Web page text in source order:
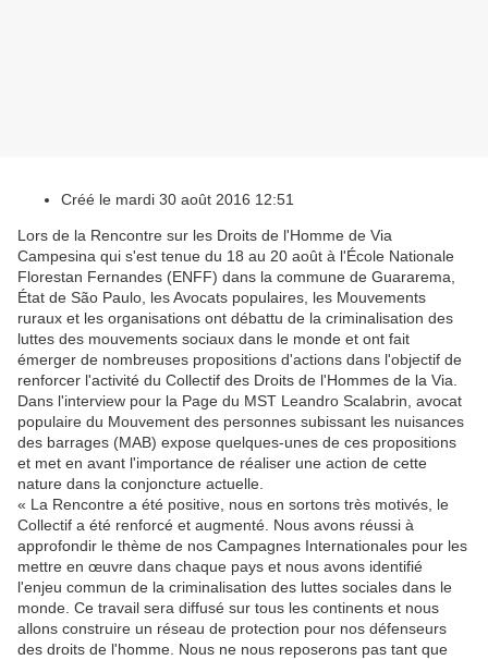
Créé le mardi 30 août 2016 12:51
Lors de la Rencontre sur les Droits de l'Homme de Via
Campesina qui s'est tenue du 18 au 20 août à l'École Nationale
Florestan Fernandes (ENFF) dans la commune de Guararema,
État de São Paulo, les Avocats populaires, les Mouvements
ruraux et les organisations ont débattu de la criminalisation des
luttes des mouvements sociaux dans le monde et ont fait
émerger de nombreuses propositions d'actions dans l'objectif de
renforcer l'activité du Collectif des Droits de l'Hommes de la Via.
Dans l'interview pour la Page du MST Leandro Scalabrin, avocat
populaire du Mouvement des personnes subissant les nuisances
des barrages (MAB) expose quelques-unes de ces propositions
et met en avant l'importance de réaliser une action de cette
nature dans la conjoncture actuelle.
« La Rencontre a été positive, nous en sortons très motivés, le
Collectif a été renforcé et augmenté. Nous avons réussi à
approfondir le thème de nos Campagnes Internationales pour les
mettre en œuvre dans chaque pays et nous avons identifié
l'enjeu commun de la criminalisation des luttes sociales dans le
monde. Ce travail sera diffusé sur tous les continents et nous
allons construire un réseau de protection pour nos défenseurs
des droits de l'homme. Nous ne nous reposerons pas tant que